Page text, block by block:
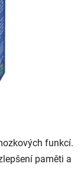
funkcí.
paměti a